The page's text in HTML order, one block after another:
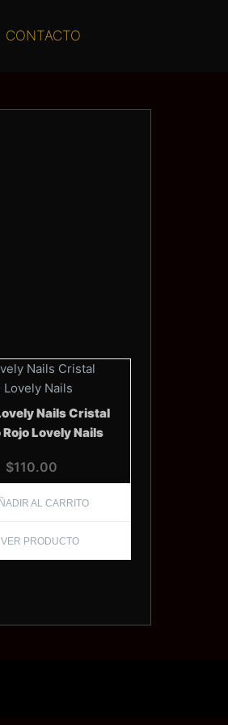
CONTACTO
Nails Cristal
Lovely Nails
$110.00
AL CARRITO
VER PRODUCTO